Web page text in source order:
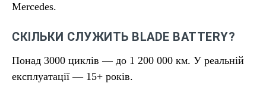
Mercedes.
СКІЛЬКИ СЛУЖИТЬ BLADE BATTERY?
Понад 3000 циклів — до 1 200 000 км. У реальній
експлуатації — 15+ років.